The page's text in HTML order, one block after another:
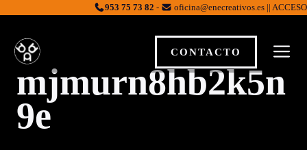
contenido
953 75 73 82 - oficina@enecreativos.es || ACCESO
CONTACTO
mjmurn8hb2k5n
9e